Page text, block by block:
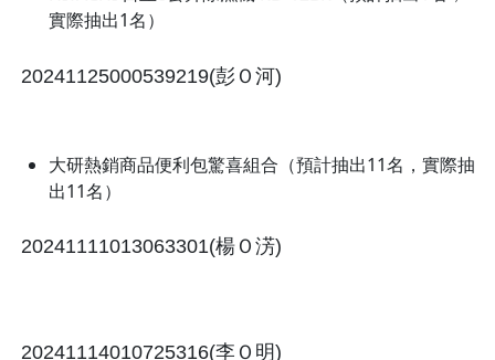
實際抽出1名）
20241125000539219(彭Ｏ河)
大研熱銷商品便利包驚喜組合（預計抽出11名，實際抽
出11名）